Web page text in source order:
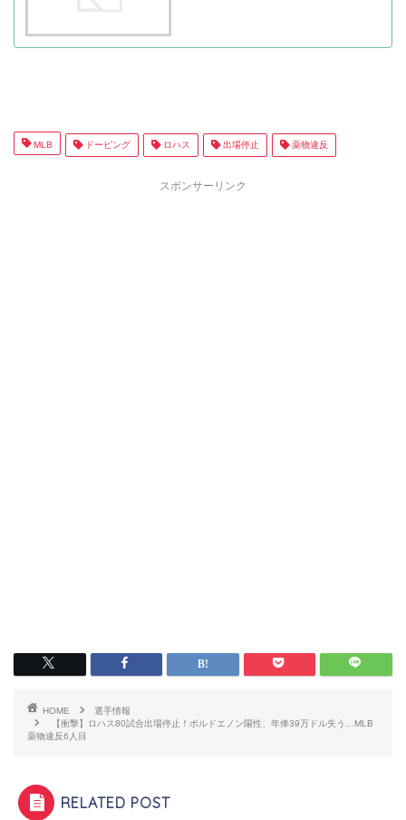
MLB ドーピング ロハス 出場停止 薬物違反
スポンサーリンク
HOME
選手情報
【衝撃】ロハス80試合出場停止！ボルドエノン陽性、年俸39万ドル失う…MLB
薬物違反6人目
RELATED POST